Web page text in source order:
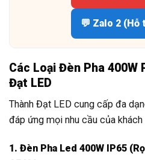
💬 Zalo 2 (Hỗ
Các Loại Đèn Pha 400W
Đạt LED
Thành Đạt LED cung cấp đa
đáp ứng mọi nhu cầu của khách
1. Đèn Pha Led 400W IP65